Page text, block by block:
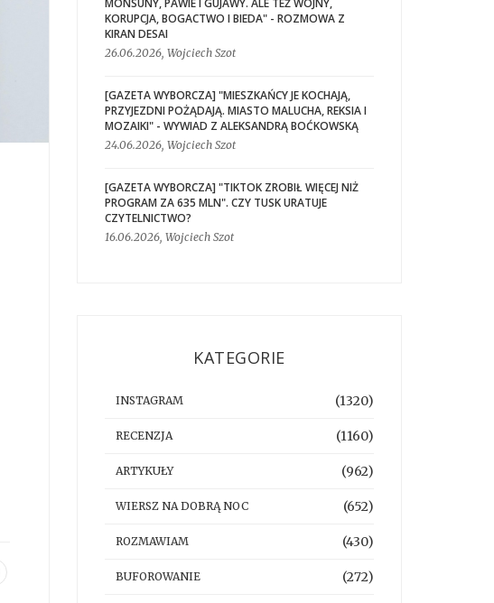
MONSUNY, PAWIE I GUJAWY. ALE TEŻ WOJNY,
KORUPCJA, BOGACTWO I BIEDA" - ROZMOWA Z
KIRAN DESAI
26.06.2026, Wojciech Szot
[GAZETA WYBORCZA] "MIESZKAŃCY JE KOCHAJĄ,
PRZYJEZDNI POŻĄDAJĄ. MIASTO MALUCHA, REKSIA I
MOZAIKI" - WYWIAD Z ALEKSANDRĄ BOĆKOWSKĄ
24.06.2026, Wojciech Szot
[GAZETA WYBORCZA] "TIKTOK ZROBIŁ WIĘCEJ NIŻ
PROGRAM ZA 635 MLN". CZY TUSK URATUJE
CZYTELNICTWO?
16.06.2026, Wojciech Szot
KATEGORIE
INSTAGRAM (1320)
RECENZJA (1160)
ARTYKUŁY (962)
WIERSZ NA DOBRĄ NOC (652)
ROZMAWIAM (430)
BUFOROWANIE (272)